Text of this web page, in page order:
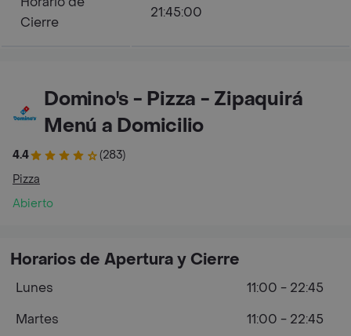
Cierre
21:45:00
Domino's - Pizza - Zipaquirá
Menú a Domicilio
4.4
(283)
Pizza
Abierto
Horarios de Apertura y Cierre
Lunes
11:00 - 22:45
Martes
11:00 - 22:45